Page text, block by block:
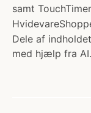
samt
Dele af
med hjælp fra AI.